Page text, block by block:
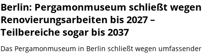
Berlin: Pergamonmuseum schließt wegen
Renovierungsarbeiten bis 2027 –
Teilbereiche sogar bis 2037
Das Pergamonmuseum in Berlin schließt wegen umfassender